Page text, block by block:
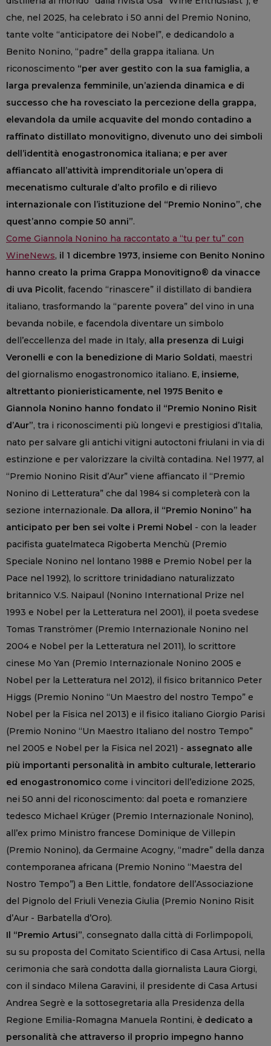
che, nel 2025, ha celebrato i 50 anni del Premio Nonino,
tante volte “anticipatore dei Nobel”, e dedicandolo a
Benito Nonino, “padre” della grappa italiana. Un
riconoscimento “per aver gestito con la sua famiglia, a
larga prevalenza femminile, un’azienda dinamica e di
successo che ha rovesciato la percezione della grappa,
elevandola da umile acquavite del mondo contadino a
raffinato distillato monovitigno, divenuto uno dei simboli
dell’identità enogastronomica italiana; e per aver
affiancato all’attività imprenditoriale un’opera di
mecenatismo culturale d’alto profilo e di rilievo
internazionale con l’istituzione del “Premio Nonino”, che
quest’anno compie 50 anni”.
Come Giannola Nonino ha raccontato a “tu per tu” con
WineNews, il 1 dicembre 1973, insieme con Benito Nonino
hanno creato la prima Grappa Monovitigno® da vinacce
di uva Picolit, facendo “rinascere” il distillato di bandiera
italiano, trasformando la “parente povera” del vino in una
bevanda nobile, e facendola diventare un simbolo
dell’eccellenza del made in Italy, alla presenza di Luigi
Veronelli e con la benedizione di Mario Soldati, maestri
del giornalismo enogastronomico italiano. E, insieme,
altrettanto pionieristicamente, nel 1975 Benito e
Giannola Nonino hanno fondato il “Premio Nonino Risit
d’Aur”, tra i riconoscimenti più longevi e prestigiosi d’Italia,
nato per salvare gli antichi vitigni autoctoni friulani in via di
estinzione e per valorizzare la civiltà contadina. Nel 1977, al
“Premio Nonino Risit d’Aur” viene affiancato il “Premio
Nonino di Letteratura” che dal 1984 si completerà con la
sezione internazionale. Da allora, il “Premio Nonino” ha
anticipato per ben sei volte i Premi Nobel - con la leader
pacifista guatelmateca Rigoberta Menchù (Premio
Speciale Nonino nel lontano 1988 e Premio Nobel per la
Pace nel 1992), lo scrittore trinidadiano naturalizzato
britannico V.S. Naipaul (Nonino International Prize nel
1993 e Nobel per la Letteratura nel 2001), il poeta svedese
Tomas Tranströmer (Premio Internazionale Nonino nel
2004 e Nobel per la Letteratura nel 2011), lo scrittore
cinese Mo Yan (Premio Internazionale Nonino 2005 e
Nobel per la Letteratura nel 2012), il fisico britannico Peter
Higgs (Premio Nonino “Un Maestro del nostro Tempo” e
Nobel per la Fisica nel 2013) e il fisico italiano Giorgio Parisi
(Premio Nonino “Un Maestro Italiano del nostro Tempo”
nel 2005 e Nobel per la Fisica nel 2021) - assegnato alle
più importanti personalità in ambito culturale, letterario
ed enogastronomico come i vincitori dell’edizione 2025,
nei 50 anni del riconoscimento: dal poeta e romanziere
tedesco Michael Krüger (Premio Internazionale Nonino),
all’ex primo Ministro francese Dominique de Villepin
(Premio Nonino), da Germaine Acogny, “madre” della danza
contemporanea africana (Premio Nonino “Maestra del
Nostro Tempo”) a Ben Little, fondatore dell’Associazione
del Pignolo del Friuli Venezia Giulia (Premio Nonino Risit
d’Aur - Barbatella d’Oro).
Il “Premio Artusi”, consegnato dalla città di Forlimpopoli,
su su proposta del Comitato Scientifico di Casa Artusi, nella
cerimonia che sarà condotta dalla giornalista Laura Giorgi,
con il sindaco Milena Garavini, il presidente di Casa Artusi
Andrea Segrè e la sottosegretaria alla Presidenza della
Regione Emilia-Romagna Manuela Rontini, è dedicato a
personalità che attraverso il proprio impegno hanno